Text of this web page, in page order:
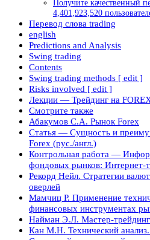
Получите качественный
4,401,923,520
Перевод слова trading
english
Predictions and Analysis
Swing trading
Contents
Swing trading methods [ edit ]
Risks involved [ edit ]
Лекции — Трейдинг на
Смотрите также
Абакумов С.А. Рынок Forex
Статья — Сущность и
Forex (рус./англ.)
Контрольная работа —
фондовых рынков: Интернет-
Рекорд Нейл. Стратегии
оверлей
Мамчиц Р. Применение
финансовых инструментах
Найман Э.Л. Мастер-
Кан М.Н. Технический